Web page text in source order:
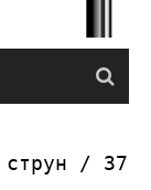
струн / 37